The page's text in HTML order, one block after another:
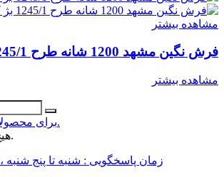
مشاهده بیشتر
فرش نگین مشهد 1200 شانه طرح 1245/1 بژ کرم
مشاهده بیشتر
برای محصولات بیشتر کلیک کنید.
هیچ محصولی پیدا نشد.
زمان پاسخگویی : شنبه تا پنج شنبه ، 9 تا 20